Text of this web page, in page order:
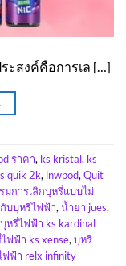
ะสงค์คือการเล […]
ราคา, ks kristal, ks
quik 2k, lnwpod, Quit
มการเลิกบุหรี่แบบไม่
บบุหรี่ไฟฟ้า, น้ำยา jues,
บุหรี่ไฟฟ้า ks kardinal
ฟฟ้า ks xense, บุหรี่
ฟฟ้า relx infinity